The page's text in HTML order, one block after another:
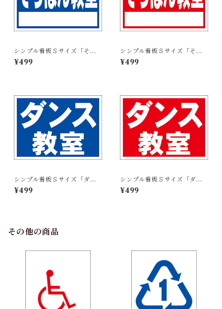
シンプル看板Ｓサイズ「そろ
ばん教室 白窓付（紺）」屋外
可【スクール・教室・塾】
¥499
シンプル看板Ｓサイズ「そろ
ばん教室 白窓付（赤）」屋外
可【スクール・教室・塾】
¥499
シンプル看板Ｓサイズ「ダン
ス教室（紺）」屋外可【スク
ール・教室・塾】
¥499
シンプル看板Ｓサイズ「ダン
ス教室（赤）」屋外可【スク
ール・教室・塾】
¥499
その他の商品